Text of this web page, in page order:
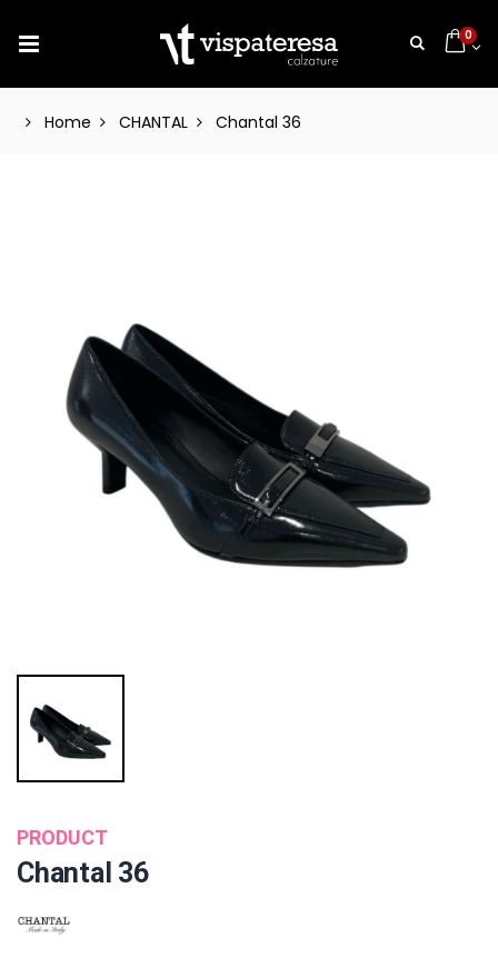
0
Home CHANTAL Chantal 36
PRODUCT
Chantal 36